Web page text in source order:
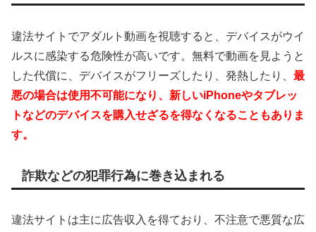
違法サイトでアダルト動画を視聴すると、デバイスがウイ
ルスに感染する危険性が高いです。無料で動画を見ようと
した代償に、デバイスがフリーズしたり、発熱したり、 最
悪の場合は使用不可能になり、新しいiPhoneやタブレッ
トなどのデバイスを購入せざるを得なくなることもありま
す。
詐欺などの犯罪行為に巻き込まれる
違法サイトは主に広告収入を得ており、不注意で悪質な広